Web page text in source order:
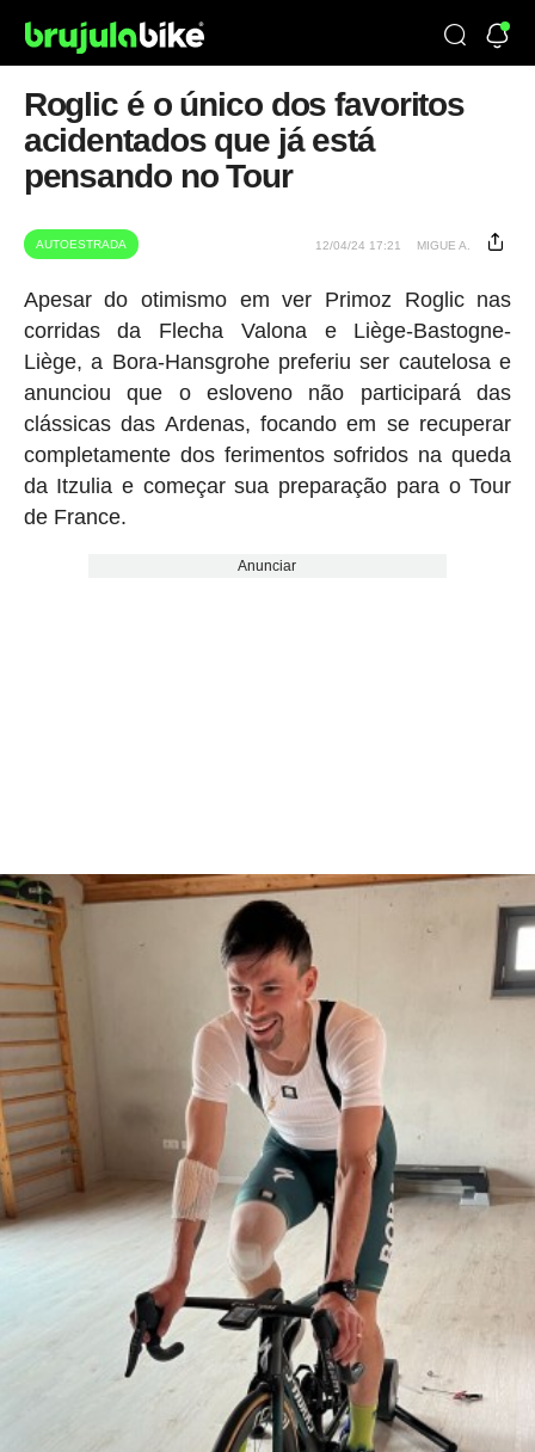
Roglic é o único dos favoritos
acidentados que já está
pensando no Tour
AUTOESTRADA 12/04/24 17:21 MIGUE A.
Apesar do otimismo em ver Primoz Roglic nas
corridas da Flecha Valona e Liège-Bastogne-
Liège, a Bora-Hansgrohe preferiu ser cautelosa e
anunciou que o esloveno não participará das
clássicas das Ardenas, focando em se recuperar
completamente dos ferimentos sofridos na queda
da Itzulia e começar sua preparação para o Tour
de France.
Anunciar